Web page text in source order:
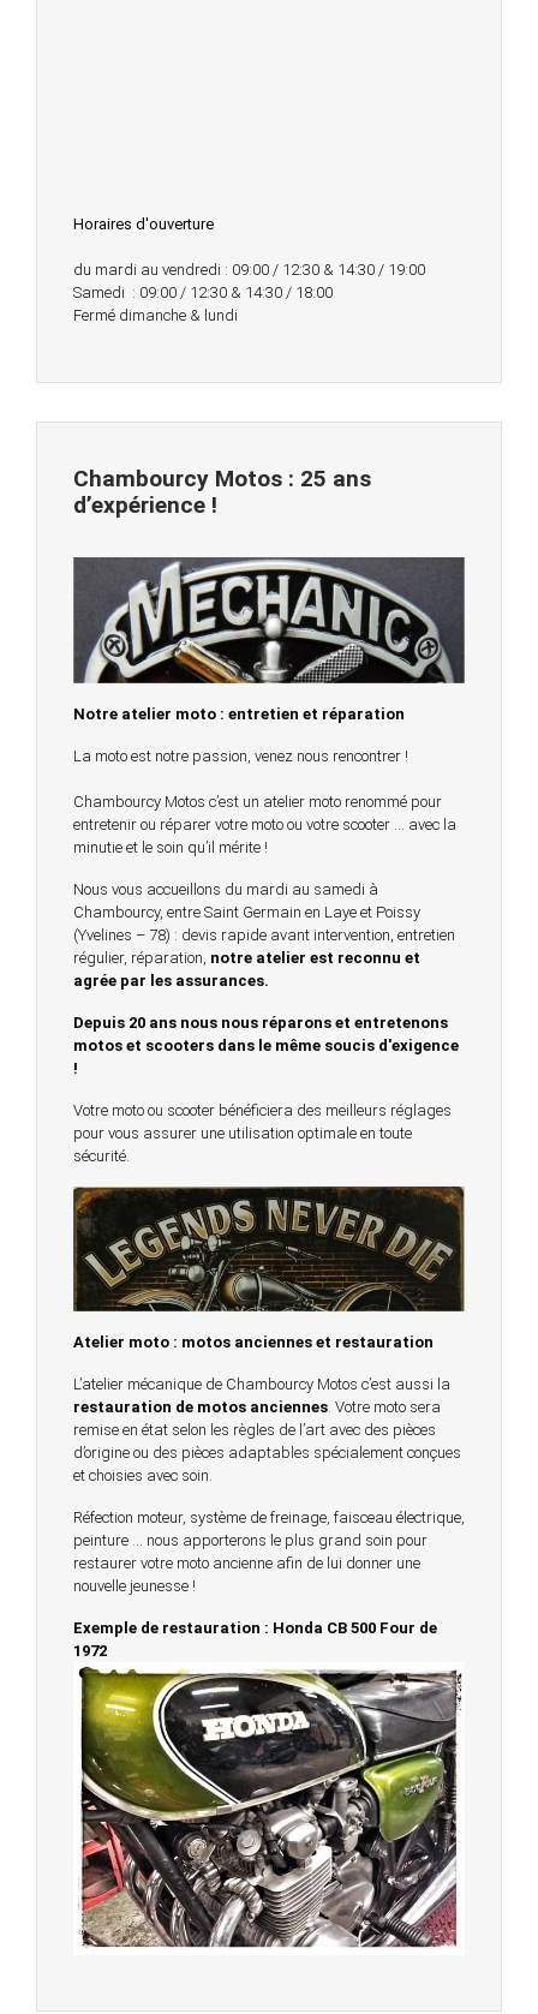
Horaires d'ouverture
du mardi au vendredi : 09:00 / 12:30 & 14:30 / 19:00
Samedi : 09:00 / 12:30 & 14:30 / 18:00
Fermé dimanche & lundi
Chambourcy Motos : 25 ans
d’expérience !
Notre atelier moto : entretien et réparation
La moto est notre passion, venez nous rencontrer !
Chambourcy Motos c’est un atelier moto renommé pour
entretenir ou réparer votre moto ou votre scooter … avec la
minutie et le soin qu’il mérite !
Nous vous accueillons du mardi au samedi à
Chambourcy, entre Saint Germain en Laye et Poissy
(Yvelines – 78) : devis rapide avant intervention, entretien
régulier, réparation, notre atelier est reconnu et
agrée par les assurances.
Depuis 20 ans nous nous réparons et entretenons
motos et scooters dans le même soucis d'exigence
!
Votre moto ou scooter bénéficiera des meilleurs réglages
pour vous assurer une utilisation optimale en toute
sécurité.
Atelier moto : motos anciennes et restauration
L’atelier mécanique de Chambourcy Motos c’est aussi la
restauration de motos anciennes . Votre moto sera
remise en état selon les règles de l’art avec des pièces
d’origine ou des pièces adaptables spécialement conçues
et choisies avec soin.
Réfection moteur, système de freinage, faisceau électrique,
peinture … nous apporterons le plus grand soin pour
restaurer votre moto ancienne afin de lui donner une
nouvelle jeunesse !
Exemple de restauration : Honda CB 500 Four de
1972